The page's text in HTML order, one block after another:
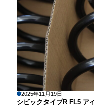
2025年11月19日
シビックタイプR FL5 ア